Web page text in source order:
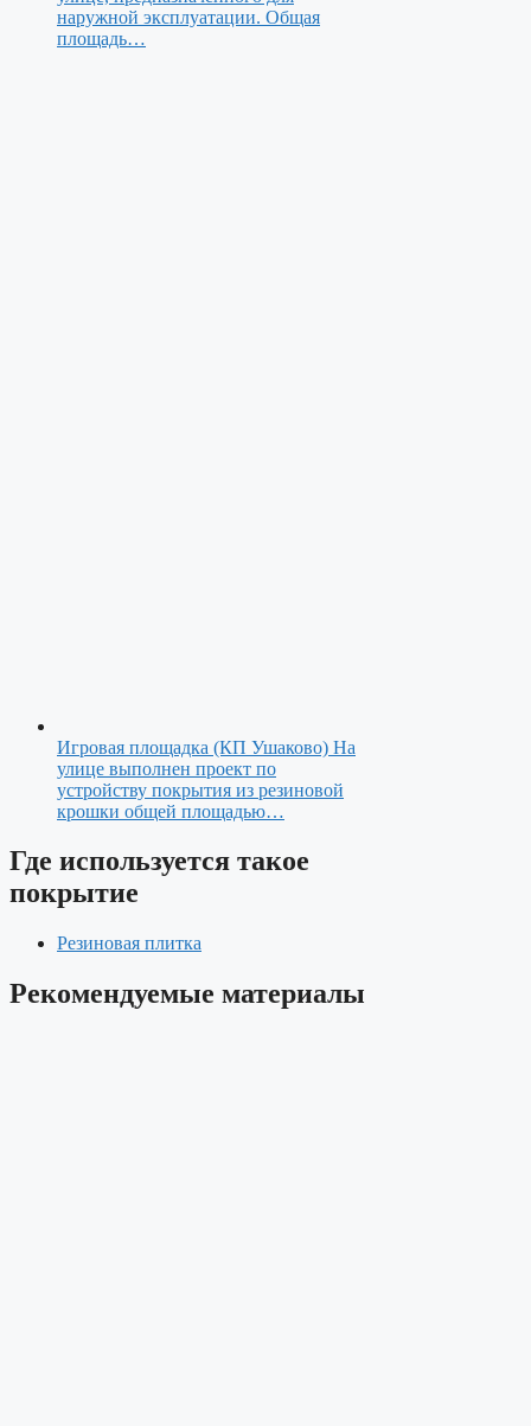
наружной эксплуатации. Общая
площадь…
Игровая площадка (КП Ушаково) На
улице выполнен проект по
устройству покрытия из резиновой
крошки общей площадью…
Где используется такое
покрытие
Резиновая плитка
Рекомендуемые материалы